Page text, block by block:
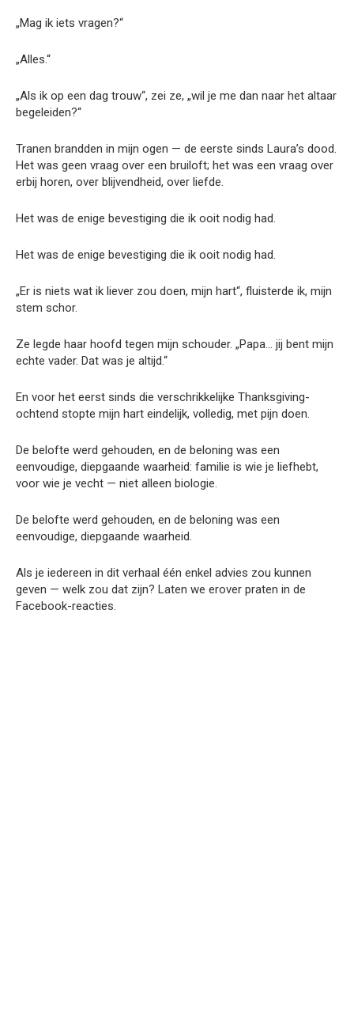
„Mag ik iets vragen?“
„Alles.“
„Als ik op een dag trouw“, zei ze, „wil je me dan naar het altaar
begeleiden?“
Tranen brandden in mijn ogen — de eerste sinds Laura’s dood.
Het was geen vraag over een bruiloft; het was een vraag over
erbij horen, over blijvendheid, over liefde.
Het was de enige bevestiging die ik ooit nodig had.
Het was de enige bevestiging die ik ooit nodig had.
„Er is niets wat ik liever zou doen, mijn hart“, fluisterde ik, mijn
stem schor.
Ze legde haar hoofd tegen mijn schouder. „Papa… jij bent mijn
echte vader. Dat was je altijd.“
En voor het eerst sinds die verschrikkelijke Thanksgiving-
ochtend stopte mijn hart eindelijk, volledig, met pijn doen.
De belofte werd gehouden, en de beloning was een
eenvoudige, diepgaande waarheid: familie is wie je liefhebt,
voor wie je vecht — niet alleen biologie.
De belofte werd gehouden, en de beloning was een
eenvoudige, diepgaande waarheid.
Als je iedereen in dit verhaal één enkel advies zou kunnen
geven — welk zou dat zijn? Laten we erover praten in de
Facebook-reacties.